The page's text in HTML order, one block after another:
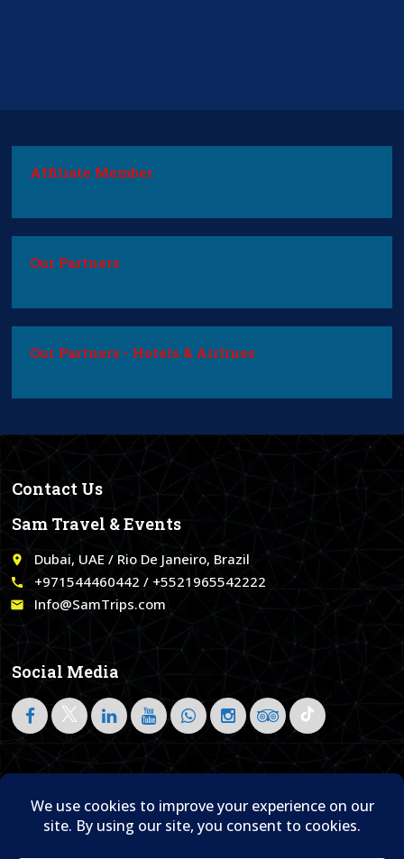
Affiliate Member
Our Partners
Our Partners - Hotels & Airlines
Contact Us
Sam Travel & Events
place Dubai, UAE / Rio De Janeiro, Brazil
call +971544460442 / +5521965542222
email Info@SamTrips.com
Social Media